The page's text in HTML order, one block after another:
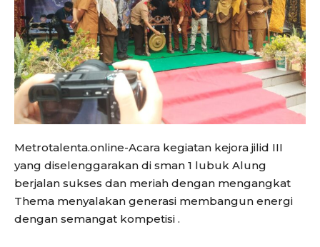
Metrotalenta.online-Acara kegiatan kejora jilid III
yang diselenggarakan di sman 1 lubuk Alung
berjalan sukses dan meriah dengan mengangkat
Thema menyalakan generasi membangun energi
dengan semangat kompetisi .